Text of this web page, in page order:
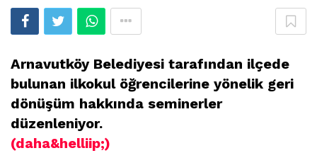
Arnavutköy Belediyesi tarafından ilçede
bulunan ilkokul öğrencilerine yönelik geri
dönüşüm hakkında seminerler
düzenleniyor.
(daha&helliip;)